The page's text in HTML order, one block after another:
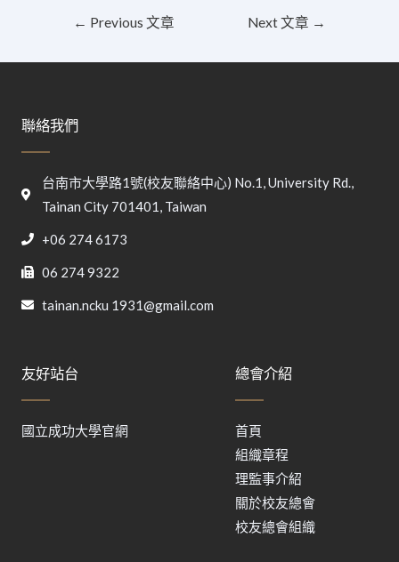
← Previous 文章 Next 文章 →
總會介紹
首頁
組織章程
理監事介紹
關於校友總會
校友總會組織
友好站台
國立成功大學官網
聯絡我們
台南市大學路1號(校友聯絡中心) No.1, University Rd.,
Tainan City 701401, Taiwan
+06 274 6173
06 274 9322
tainan.ncku 1931@gmail.com